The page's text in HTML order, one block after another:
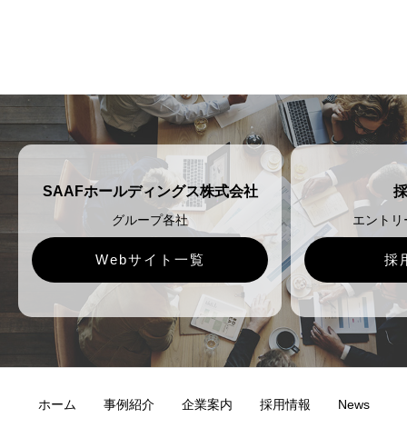
SAAFホールディングス株式会社
グループ各社
Webサイト一覧
エント
採
ホーム 事例紹介 企業案内 採用情報 News